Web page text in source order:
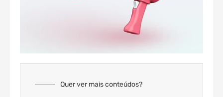
Quer ver mais conteúdos?